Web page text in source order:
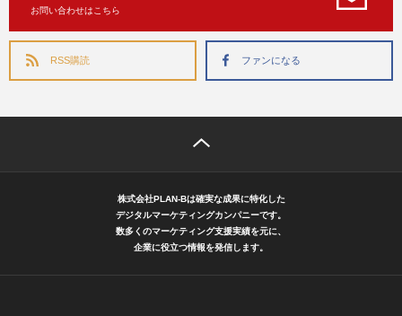
お問い合わせはこちら
RSS購読 ファンになる
株式会社PLAN-Bは確実な成果に特化した
デジタルマーケティングカンパニーです。
数多くのマーケティング支援実績を元に、
企業に役立つ情報を発信します。